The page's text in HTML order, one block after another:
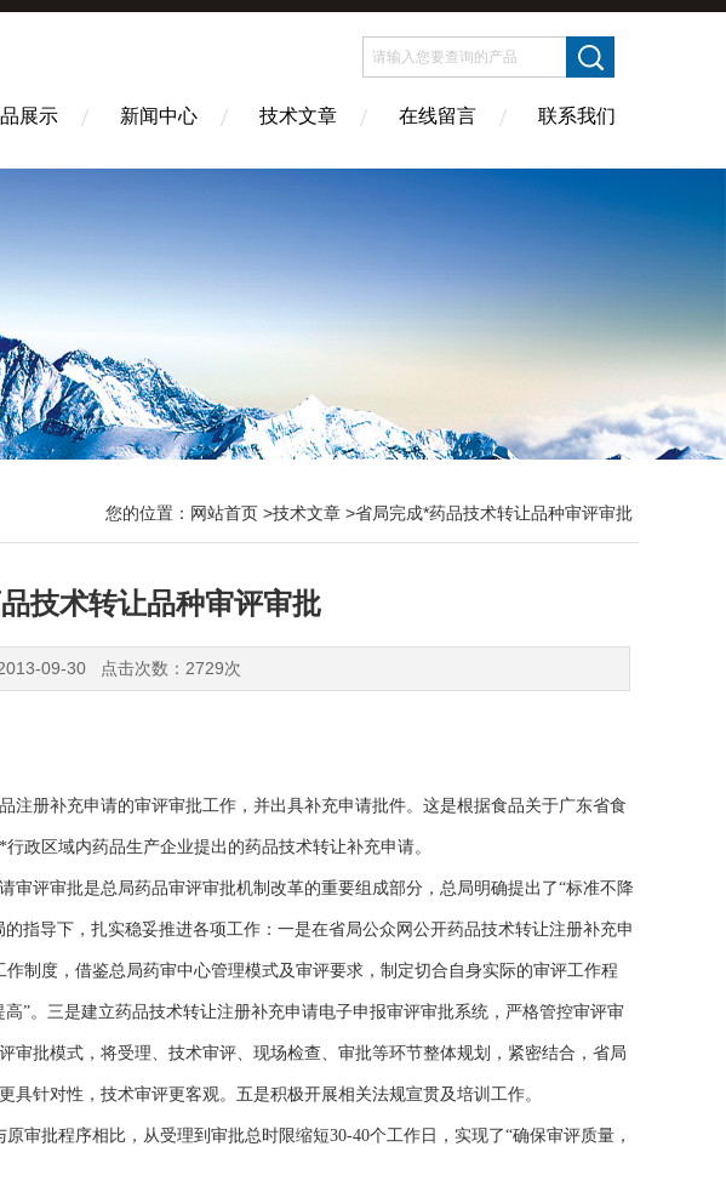
展示 新闻中心 技术文章 在线留言 联系我们
您的位置： 网站首页 >技术文章 >省局完成*药品技术转让品种审评审批
技术转让品种审评审批
09-30 点击次数：2729次
注册补充申请的审评审批工作，并出具补充申请批件。这是根据食品关于广东省食
政区域内药品生产企业提出的药品技术转让补充申请。
审评审批是总局药品审评审批机制改革的重要组成部分，总局明确提出了“标准不降
指导下，扎实稳妥推进各项工作：一是在省局公众网公开药品技术转让注册补充申
制度，借鉴总局药审中心管理模式及审评要求，制定切合自身实际的审评工作程
”。三是建立药品技术转让注册补充申请电子申报审评审批系统，严格管控审评审
审批模式，将受理、技术审评、现场检查、审批等环节整体规划，紧密结合，省局
针对性，技术审评更客观。五是积极开展相关法规宣贯及培训工作。
审批程序相比，从受理到审批总时限缩短30-40个工作日，实现了“确保审评质量，